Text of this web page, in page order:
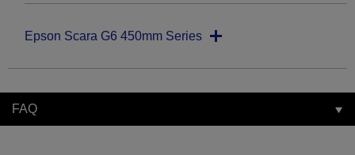
Epson Scara G6 450mm Series
FAQ